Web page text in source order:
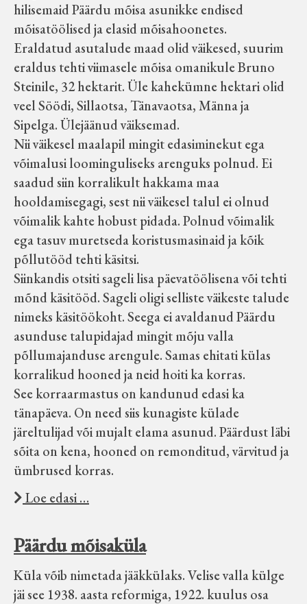
hilisemaid Päärdu mõisa asunikke endised
mõisatöölised ja elasid mõisahoonetes.
Eraldatud asutalude maad olid väikesed, suurim
eraldus tehti viimasele mõisa omanikule Bruno
Steinile, 32 hektarit. Üle kahekümne hektari olid
veel Söödi, Sillaotsa, Tänavaotsa, Männa ja
Sipelga. Ülejäänud väiksemad.
Nii väikesel maalapil mingit edasiminekut ega
võimalusi loominguliseks arenguks polnud. Ei
saadud siin korralikult hakkama maa
hooldamisegagi, sest nii väikesel talul ei olnud
võimalik kahte hobust pidada. Polnud võimalik
ega tasuv muretseda koristusmasinaid ja kõik
põllutööd tehti käsitsi.
Siinkandis otsiti sageli lisa päevatöölisena või tehti
mõnd käsitööd. Sageli oligi selliste väikeste talude
nimeks käsitöökoht. Seega ei avaldanud Päärdu
asunduse talupidajad mingit mõju valla
põllumajanduse arengule. Samas ehitati külas
korralikud hooned ja neid hoiti ka korras.
See korraarmastus on kandunud edasi ka
tänapäeva. On need siis kunagiste külade
järeltulijad või mujalt elama asunud. Päärdust läbi
sõita on kena, hooned on remonditud, värvitud ja
ümbrused korras.
Loe edasi …
Päärdu mõisaküla
Küla võib nimetada jääkkülaks. Velise valla külge
jäi see 1938. aasta reformiga, 1922. kuulus osa